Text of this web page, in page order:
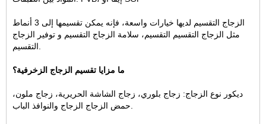
الزجاج التقسيم لديها خيارات واسعة، فإنه يمكن تقسيمها إلى 3 أنماط
مثل الزجاج التقسيم التقسيم، سلامة الزجاج التقسيم و توفير الزجاج
التقسيم.
ديكور نوع الزجاج: زجاج بلوري، زجاج الشاشة الحريرية، زجاج ملون،
حمض الزجاج الزجاج والنوافذ الباب.